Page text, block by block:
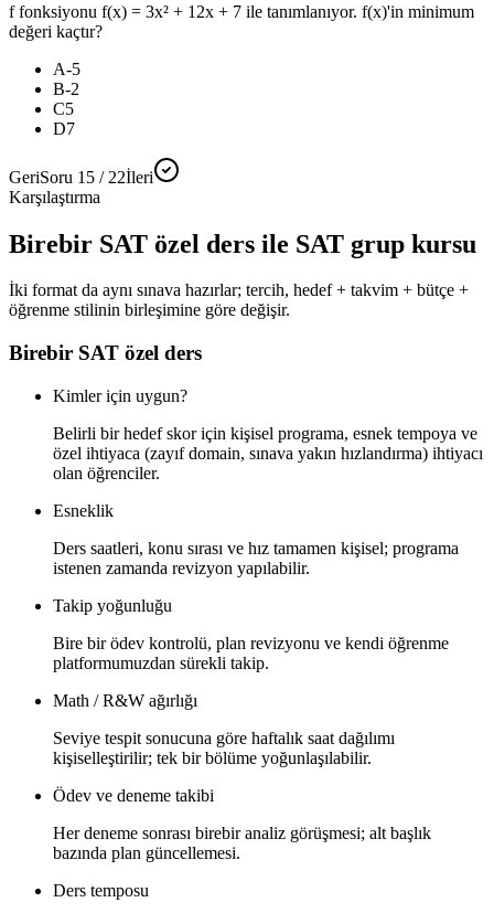
f fonksiyonu f(x) = 3x² + 12x + 7 ile tanımlanıyor. f(x)'in minimum
değeri kaçtır?
A-5
B-2
C5
D7
GeriSoru 15 / 22İleri
Karşılaştırma
Birebir SAT özel ders ile SAT grup kursu
İki format da aynı sınava hazırlar; tercih, hedef + takvim + bütçe +
öğrenme stilinin birleşimine göre değişir.
Birebir SAT özel ders
Kimler için uygun?
Belirli bir hedef skor için kişisel programa, esnek tempoya ve
özel ihtiyaca (zayıf domain, sınava yakın hızlandırma) ihtiyacı
olan öğrenciler.
Esneklik
Ders saatleri, konu sırası ve hız tamamen kişisel; programa
istenen zamanda revizyon yapılabilir.
Takip yoğunluğu
Bire bir ödev kontrolü, plan revizyonu ve kendi öğrenme
platformumuzdan sürekli takip.
Math / R&W ağırlığı
Seviye tespit sonucuna göre haftalık saat dağılımı
kişiselleştirilir; tek bir bölüme yoğunlaşılabilir.
Ödev ve deneme takibi
Her deneme sonrası birebir analiz görüşmesi; alt başlık
bazında plan güncellemesi.
Ders temposu